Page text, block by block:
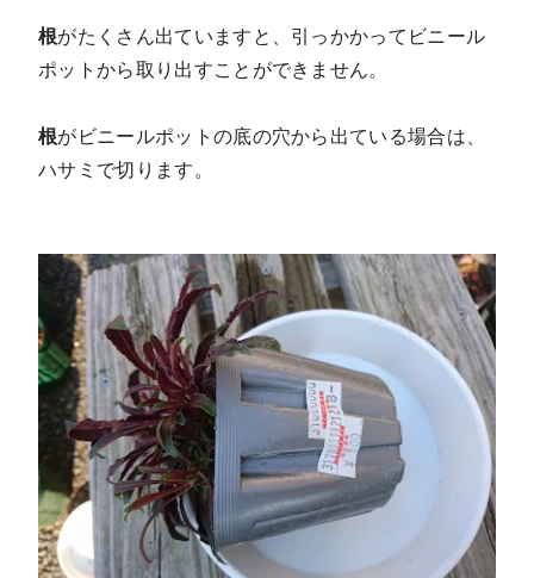
根がたくさん出ていますと、引っかかってビニール
ポットから取り出すことができません。
根がビニールポットの底の穴から出ている場合は、
ハサミで切ります。